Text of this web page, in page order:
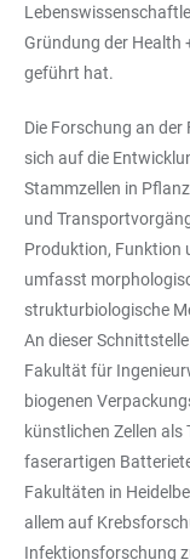
Gründung der Health
geführt hat.
Die Forschung an
sich auf die
Stammzellen in
und
Produktion, Funktion
umfasst
strukturbiologische
An dieser
Fakultät für
biogenen
künstlichen Zellen
faserartigen
Fakultäten in
allem auf
Infektionsforschung